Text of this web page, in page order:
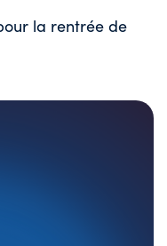
la rentrée de